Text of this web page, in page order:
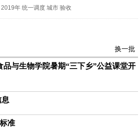
2019年 统一调度 城市 验收
换一批
与生物学院暑期“三下乡”公益课堂开
准